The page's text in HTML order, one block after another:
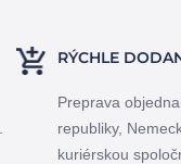
RÝCHLE
Preprava
republiky,
kuriérskou